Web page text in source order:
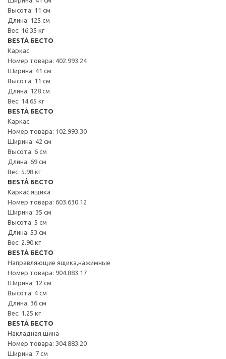
Высота: 11 см
Длина: 125 см
Вес: 16.35 кг
BESTÅ БЕСТО
Каркас
Номер товара: 402.993.24
Ширина: 41 см
Высота: 11 см
Длина: 128 см
Вес: 14.65 кг
BESTÅ БЕСТО
Каркас
Номер товара: 102.993.30
Ширина: 42 см
Высота: 6 см
Длина: 69 см
Вес: 5.98 кг
BESTÅ БЕСТО
Каркас ящика
Номер товара: 603.630.12
Ширина: 35 см
Высота: 5 см
Длина: 53 см
Вес: 2.90 кг
BESTÅ БЕСТО
Направляющие ящика,нажимные
Номер товара: 904.883.17
Ширина: 12 см
Высота: 4 см
Длина: 36 см
Вес: 1.25 кг
BESTÅ БЕСТО
Накладная шина
Номер товара: 304.883.20
Ширина: 7 см